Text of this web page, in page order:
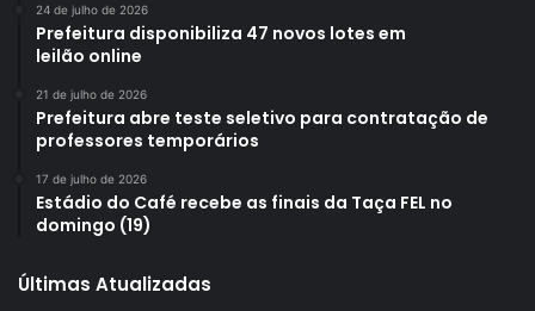
24 de julho de 2026
Prefeitura disponibiliza 47 novos lotes em
leilão online
21 de julho de 2026
Prefeitura abre teste seletivo para contratação de
professores temporários
17 de julho de 2026
Estádio do Café recebe as finais da Taça FEL no
domingo (19)
Últimas Atualizadas